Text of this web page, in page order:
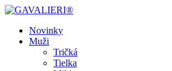
navigationNovinky
Muži
Tričká
Tielka